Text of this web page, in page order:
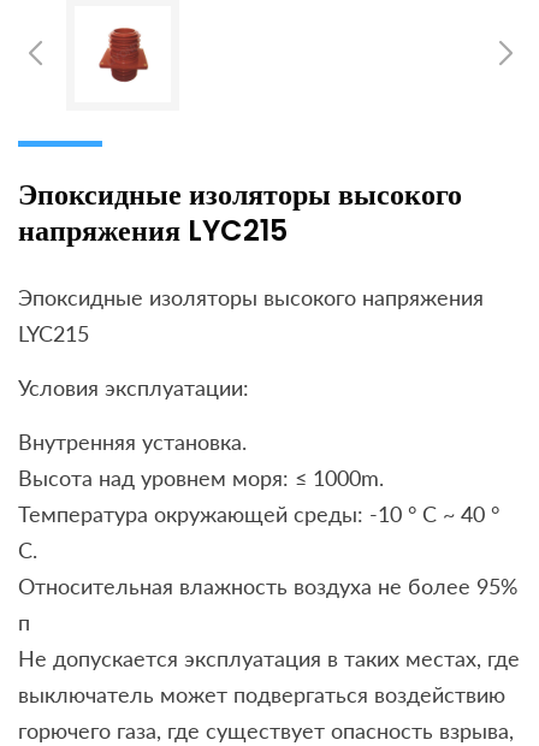
Эпоксидные изоляторы высокого
напряжения LYC215
Эпоксидные изоляторы высокого напряжения
LYC215
Условия эксплуатации:
Внутренняя установка.
Высота над уровнем моря: ≤ 1000m.
Температура окружающей среды: -10 ° C ~ 40 °
С.
Относительная влажность воздуха не более 95%
п
Не допускается эксплуатация в таких местах, где
выключатель может подвергаться воздействию
горючего газа, где существует опасность взрыва,